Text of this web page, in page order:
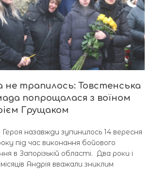
не трапилось: Товстенська
попрощалася з воїном
Грущаком
назавжди зупинилось 14 вересня
під час виконання бойового
в Запорізькій області. Два роки і
Андрія вважали зниклим